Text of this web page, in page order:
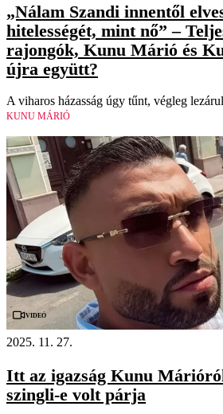
„Nálam Szandi innentől
hitelességét, mint nő” –
rajongók, Kunu Márió és
újra együtt?
A viharos házasság úgy tűnt, végleg
KUNU MÁRIÓ
Videó
2025. 11. 27.
Itt az igazság Kunu
szingli-e volt párja